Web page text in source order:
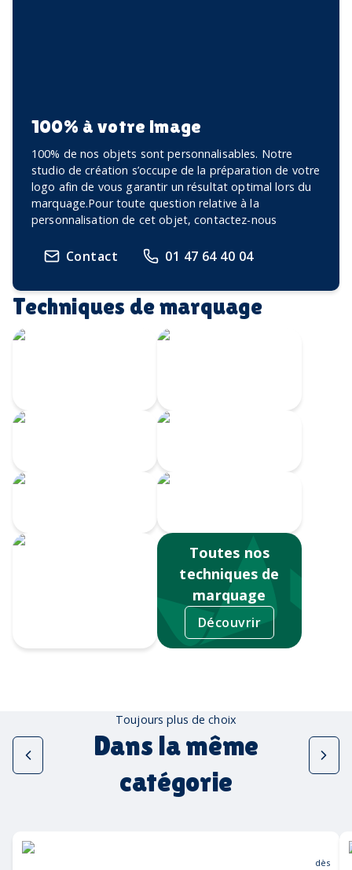
100% à votre image
100% de nos objets sont personnalisables. Notre
studio de création s’occupe de la préparation de votre
logo afin de vous garantir un résultat optimal lors du
marquage.Pour toute question relative à la
personnalisation de cet objet, contactez-nous
Contact 01 47 64 40 04
Techniques de marquage
Toutes nos
techniques de
marquage
Découvrir
Toujours plus de choix
Dans la même
catégorie
dès